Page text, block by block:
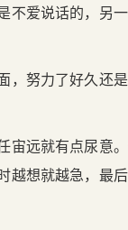
不爱说话的，另
，努力了好久还
宙远就有点尿意
越想就越急，最